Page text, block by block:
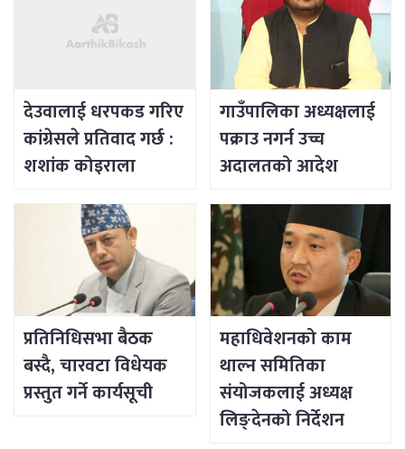
देउवालाई धरपकड गरिए
कांग्रेसले प्रतिवाद गर्छ :
शशांक कोइराला
गाउँपालिका अध्यक्षलाई
पक्राउ नगर्न उच्च
अदालतको आदेश
प्रतिनिधिसभा बैठक
बस्दै, चारवटा विधेयक
प्रस्तुत गर्ने कार्यसूची
महाधिवेशनको काम
थाल्न समितिका
संयोजकलाई अध्यक्ष
लिङ्देनको निर्देशन